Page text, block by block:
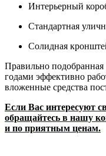
Интерьерный
Стандартная
Солидная
Правильно подобранная
годами эффективно
вложенные средства
Если Вас интересуют
обращайтесь в нашу
и по приятным ценам.